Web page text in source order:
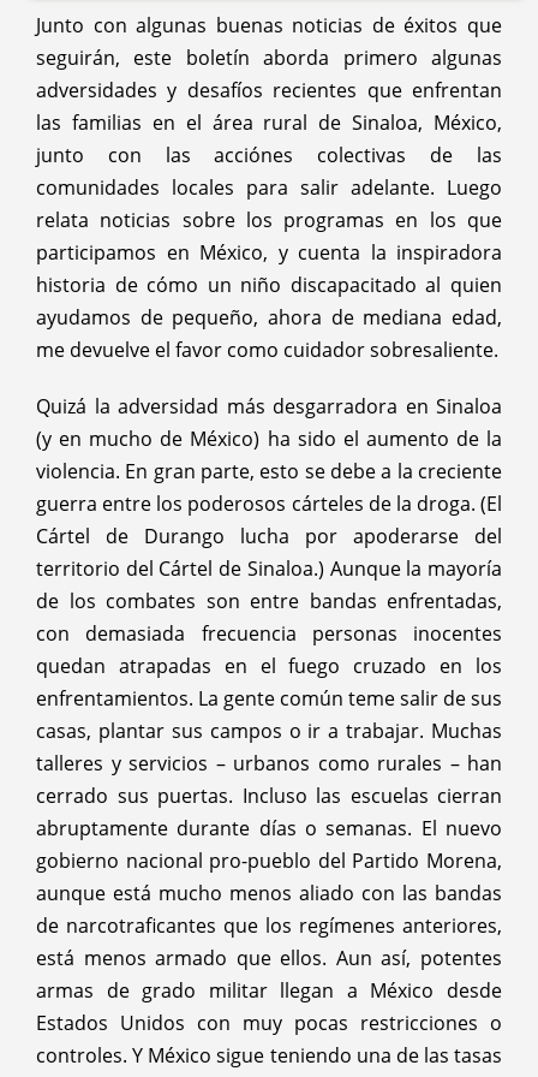
Carlos García.
Nuevos retos para los programas en
México—Actualizaciones
Anuncio previo de un nuevo libro de
arte
Finalista
Junto con algunas buenas noticias de éxitos que
seguirán, este boletín aborda primero algunas
adversidades y desafíos recientes que enfrentan
las familias en el área rural de Sinaloa, México,
junto con las acciónes colectivas de las
comunidades locales para salir adelante. Luego
relata noticias sobre los programas en los que
participamos en México, y cuenta la inspiradora
historia de cómo un niño discapacitado al quien
ayudamos de pequeño, ahora de mediana edad,
me devuelve el favor como cuidador sobresaliente.
Quizá la adversidad más desgarradora en Sinaloa
(y en mucho de México) ha sido el aumento de la
violencia. En gran parte, esto se debe a la creciente
guerra entre los poderosos cárteles de la droga. (El
Cártel de Durango lucha por apoderarse del
territorio del Cártel de Sinaloa.) Aunque la mayoría
de los combates son entre bandas enfrentadas,
con demasiada frecuencia personas inocentes
quedan atrapadas en el fuego cruzado en los
enfrentamientos. La gente común teme salir de sus
casas, plantar sus campos o ir a trabajar. Muchas
talleres y servicios – urbanos como rurales – han
cerrado sus puertas. Incluso las escuelas cierran
abruptamente durante días o semanas. El nuevo
gobierno nacional pro-pueblo del Partido Morena,
aunque está mucho menos aliado con las bandas
de narcotraficantes que los regímenes anteriores,
está menos armado que ellos. Aun así, potentes
armas de grado militar llegan a México desde
Estados Unidos con muy pocas restricciones o
controles. Y México sigue teniendo una de las tasas